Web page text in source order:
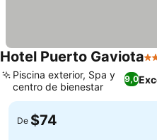
Hotel Puerto Gaviota3
9,0
Piscina exterior, Spa y
centro de bienestar
De $74